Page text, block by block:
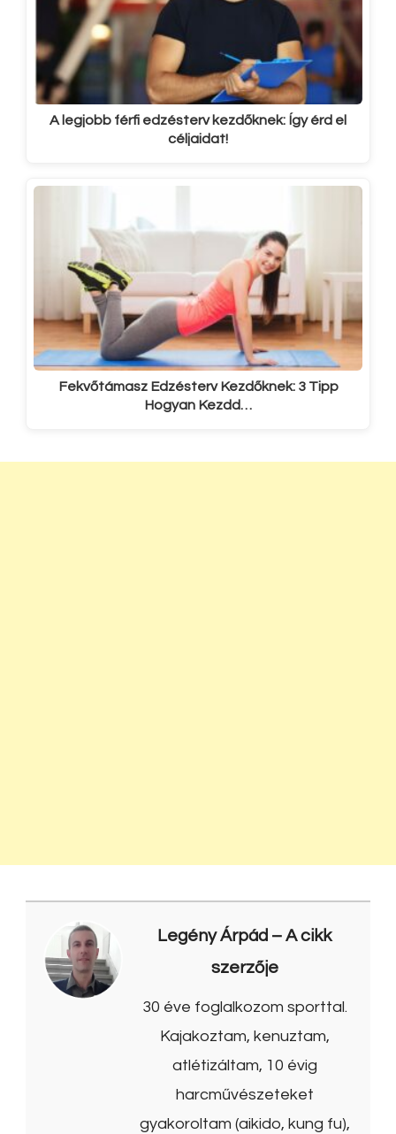
A legjobb férfi edzésterv kezdőknek: Így érd el
céljaidat!
Fekvőtámasz Edzésterv Kezdőknek: 3 Tipp
Hogyan Kezdd…
Legény Árpád – A cikk
szerzője
30 éve foglalkozom sporttal.
Kajakoztam, kenuztam,
atlétizáltam, 10 évig
harcművészeteket
gyakoroltam (aikido, kung fu),